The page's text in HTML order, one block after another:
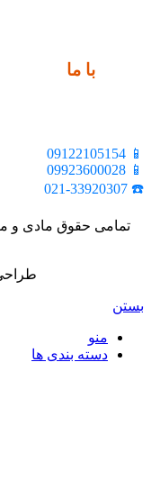
با ما
📱 09122105154
📱 09923600028
☎️ 021-33920307
تمامی حقوق مادی و
بستن
منو
دسته بندی ها